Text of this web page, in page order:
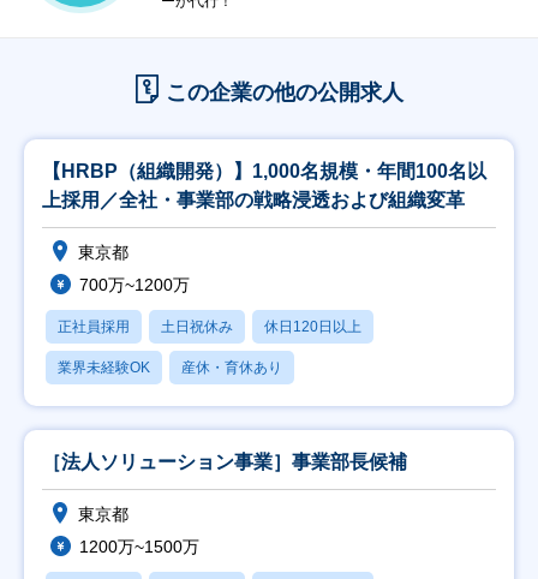
この企業の他の公開求人
【HRBP（組織開発）】1,000名規模・年間100名以
上採用／全社・事業部の戦略浸透および組織変革
東京都
700万~1200万
正社員採用 土日祝休み 休日120日以上
業界未経験OK 産休・育休あり
［法人ソリューション事業］事業部長候補
東京都
1200万~1500万